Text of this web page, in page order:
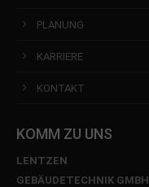
PLANUNG
KARRIERE
KONTAKT
KOMM ZU UNS
LENTZEN
GEBÄUDETECHNIK GMBH